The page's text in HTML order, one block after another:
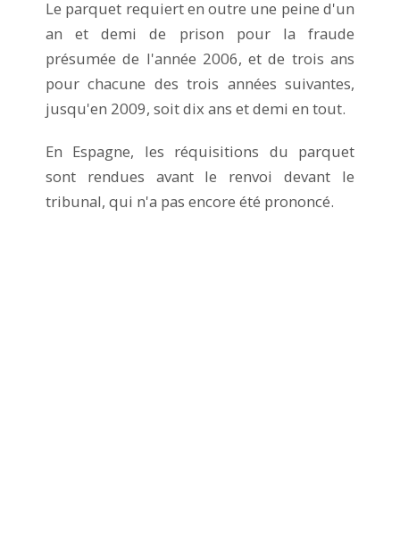
Le parquet requiert en outre une peine d'un
an et demi de prison pour la fraude
présumée de l'année 2006, et de trois ans
pour chacune des trois années suivantes,
jusqu'en 2009, soit dix ans et demi en tout.
En Espagne, les réquisitions du parquet
sont rendues avant le renvoi devant le
tribunal, qui n'a pas encore été prononcé.